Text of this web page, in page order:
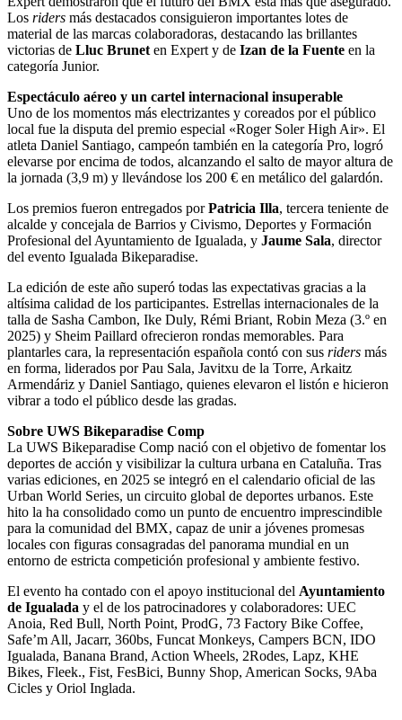
Los riders más destacados consiguieron importantes lotes de
material de las marcas colaboradoras, destacando las brillantes
victorias de Lluc Brunet en Expert y de Izan de la Fuente en la
categoría Junior.
Espectáculo aéreo y un cartel internacional insuperable
Uno de los momentos más electrizantes y coreados por el público
local fue la disputa del premio especial «Roger Soler High Air». El
atleta Daniel Santiago, campeón también en la categoría Pro, logró
elevarse por encima de todos, alcanzando el salto de mayor altura de
la jornada (3,9 m) y llevándose los 200 € en metálico del galardón.
Los premios fueron entregados porPatricia Illa, tercera teniente de
alcalde y concejala de Barrios y Civismo, Deportes y Formación
Profesional del Ayuntamiento de Igualada, y Jaume Sala, director
del evento Igualada Bikeparadise.
La edición de este año superó todas las expectativas gracias a la
altísima calidad de los participantes. Estrellas internacionales de la
talla de Sasha Cambon, Ike Duly, Rémi Briant, Robin Meza (3.º en
2025) y Sheim Paillard ofrecieron rondas memorables. Para
plantarles cara, la representación española contó con sus riders más
en forma, liderados por Pau Sala, Javitxu de la Torre, Arkaitz
Armendáriz y Daniel Santiago, quienes elevaron el listón e hicieron
vibrar a todo el público desde las gradas.
Sobre UWS Bikeparadise Comp
La UWS Bikeparadise Comp nació con el objetivo de fomentar los
deportes de acción y visibilizar la cultura urbana en Cataluña. Tras
varias ediciones, en 2025 se integró en el calendario oficial de las
Urban World Series, un circuito global de deportes urbanos. Este
hito la ha consolidado como un punto de encuentro imprescindible
para la comunidad del BMX, capaz de unir a jóvenes promesas
locales con figuras consagradas del panorama mundial en un
entorno de estricta competición profesional y ambiente festivo.
El evento ha contado con el apoyo institucional del Ayuntamiento
de Igualada y el de los patrocinadores y colaboradores: UEC
Anoia, Red Bull, North Point, ProdG, 73 Factory Bike Coffee,
Safe’m All, Jacarr, 360bs, Funcat Monkeys, Campers BCN, IDO
Igualada, Banana Brand, Action Wheels, 2Rodes, Lapz, KHE
Bikes, Fleek., Fist, FesBici, Bunny Shop, American Socks, 9Aba
Cicles y Oriol Inglada.